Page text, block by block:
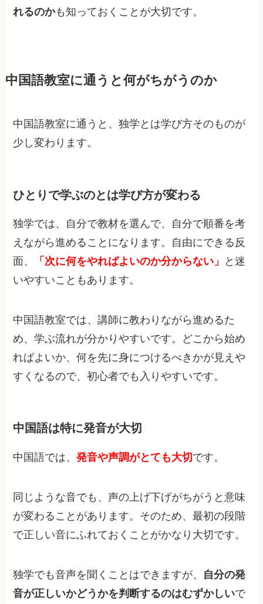
れるのかも知っておくことが大切です。
中国語教室に通うと何がちがうのか
中国語教室に通うと、独学とは学び方そのものが
少し変わります。
ひとりで学ぶのとは学び方が変わる
独学では、自分で教材を選んで、自分で順番を考
えながら進めることになります。自由にできる反
面、
「次に何をやればよいのか分からない」
と迷
いやすいこともあります。
中国語教室では、講師に教わりながら進めるた
め、学ぶ流れが分かりやすいです。どこから始め
ればよいか、何を先に身につけるべきかが見えや
すくなるので、初心者でも入りやすいです。
中国語は特に発音が大切
中国語では、発音や声調がとても大切です。
同じような音でも、声の上げ下げがちがうと意味
が変わることがあります。そのため、最初の段階
で正しい音にふれておくことがかなり大切です。
独学でも音声を聞くことはできますが、 自分の発
音が正しいかどうかを判断するのはむずかしいで